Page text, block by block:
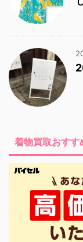
着物買取おすす